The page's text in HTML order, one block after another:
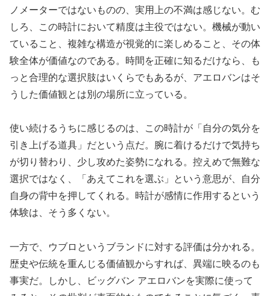
ノメーターではないものの、実用上の不満は感じない。む
しろ、この時計において精度は主役ではない。機械が動い
ていること、複雑な構造が視覚的に楽しめること、その体
験全体が価値なのである。時間を正確に知るだけなら、も
っと合理的な選択肢はいくらでもあるが、アエロバンはそ
うした価値観とは別の場所に立っている。
使い続けるうちに感じるのは、この時計が「自分の気分を
引き上げる道具」だという点だ。腕に着けるだけで気持ち
が切り替わり、少し攻めた姿勢になれる。控えめで無難な
選択ではなく、「あえてこれを選ぶ」という意思が、自分
自身の背中を押してくれる。時計が感情に作用するという
体験は、そう多くない。
一方で、ウブロというブランドに対する評価は分かれる。
歴史や伝統を重んじる価値観からすれば、異端に映るのも
事実だ。しかし、ビッグバン アエロバンを実際に使って